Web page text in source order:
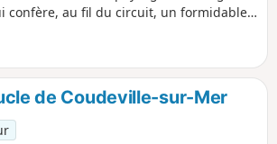
confère, au fil du circuit, un formidable
des vallées normandes, avec des
en fond de vallée et des
versants.
de Coudeville-sur-Mer